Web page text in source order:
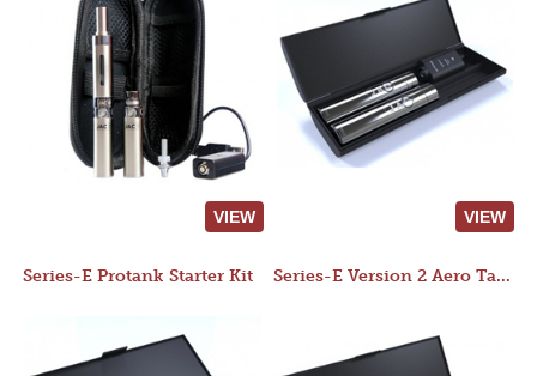
VIEW VIEW
Series-E Protank Starter Kit Series-E Version 2 Aero Tank Starter Kit